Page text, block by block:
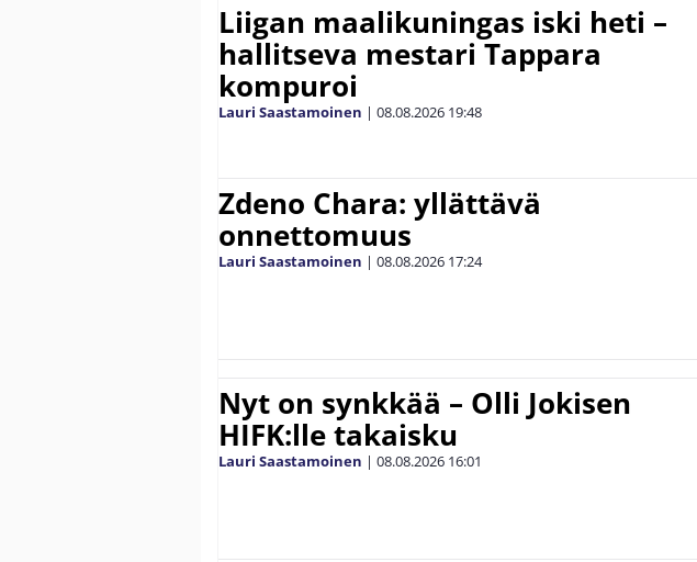
Liigan maalikuningas iski heti –
hallitseva mestari Tappara
kompuroi
Lauri Saastamoinen | 08.08.2026 19:48
Zdeno Chara: yllättävä
onnettomuus
Lauri Saastamoinen | 08.08.2026 17:24
Nyt on synkkää – Olli Jokisen
HIFK:lle takaisku
Lauri Saastamoinen | 08.08.2026 16:01